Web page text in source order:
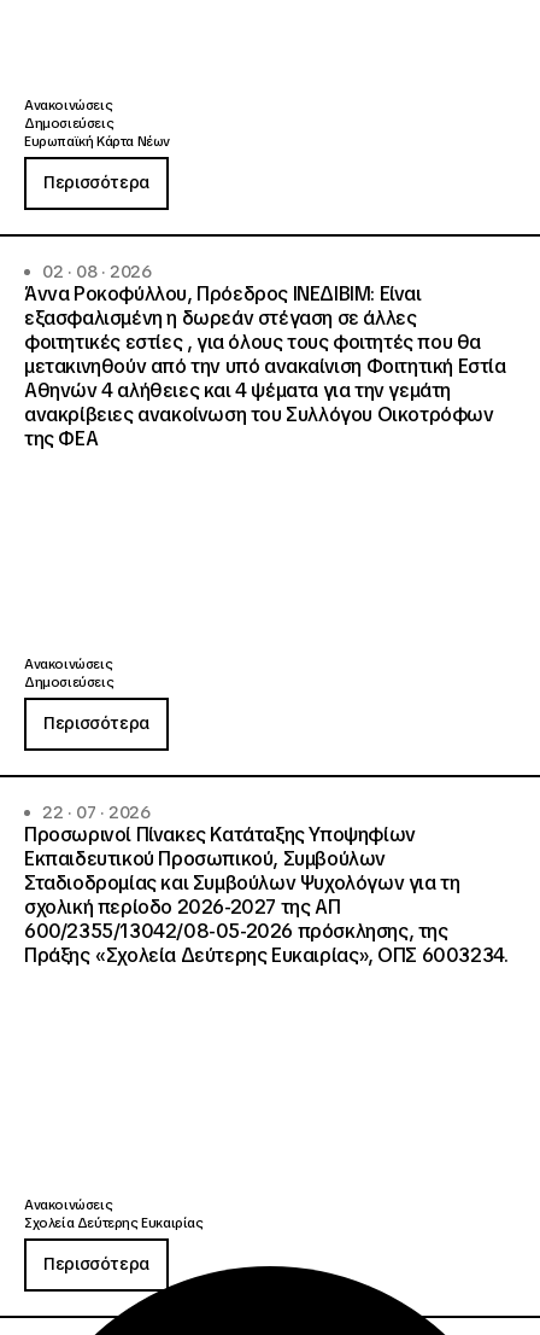
Ανακοινώσεις
Δημοσιεύσεις
Ευρωπαϊκή Κάρτα Νέων
Περισσότερα
02 · 08 · 2026
Άννα Ροκοφύλλου, Πρόεδρος ΙΝΕΔΙΒΙΜ: Είναι
εξασφαλισμένη η δωρεάν στέγαση σε άλλες
φοιτητικές εστίες , για όλους τους φοιτητές που θα
μετακινηθούν από την υπό ανακαίνιση Φοιτητική Εστία
Αθηνών 4 αλήθειες και 4 ψέματα για την γεμάτη
ανακρίβειες ανακοίνωση του Συλλόγου Οικοτρόφων
της ΦΕΑ
Ανακοινώσεις
Δημοσιεύσεις
Περισσότερα
22 · 07 · 2026
Προσωρινοί Πίνακες Κατάταξης Υποψηφίων
Εκπαιδευτικού Προσωπικού, Συμβούλων
Σταδιοδρομίας και Συμβούλων Ψυχολόγων για τη
σχολική περίοδο 2026-2027 της ΑΠ
600/2355/13042/08-05-2026 πρόσκλησης, της
Πράξης «Σχολεία Δεύτερης Ευκαιρίας», ΟΠΣ 6003234.
Ανακοινώσεις
Σχολεία Δεύτερης Ευκαιρίας
Περισσότερα